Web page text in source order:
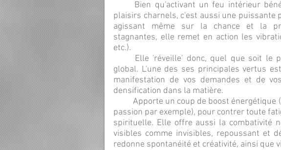
plaisirs charnels, c'est aussi une puissante
agissant même sur la chance et la
stagnantes, elle remet en action les
etc.).
global. L'une des ses principales vertus
manifestation de vos demandes et de
densification dans la matière.
	Apporte un coup de boost énergétique (lors d'un manque de motivation ou de
passion par exemple), pour contrer toute
spirituelle. Elle offre aussi la combativité
visibles comme invisibles, repoussant et
redonne spontanéité et créativité, ainsi que